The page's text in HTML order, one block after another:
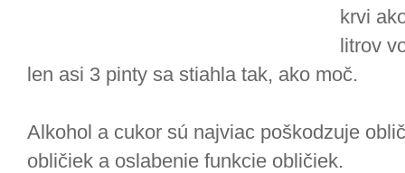
krvi
litrov
len asi 3 pinty sa stiahla tak, ako moč.
Alkohol a cukor sú najviac poškodzuje
obličiek a oslabenie funkcie obličiek.